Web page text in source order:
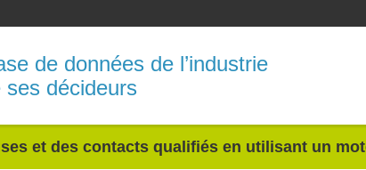
de données de l’industrie
ses décideurs
et des contacts qualifiés en utilisant un